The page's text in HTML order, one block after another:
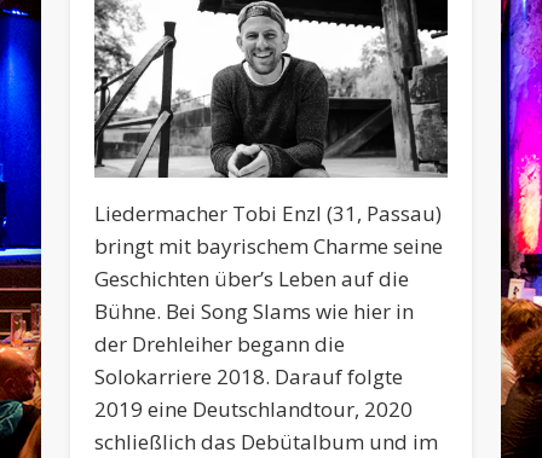
Liedermacher Tobi Enzl (31, Passau)
bringt mit bayrischem Charme seine
Geschichten über’s Leben auf die
Bühne. Bei Song Slams wie hier in
der Drehleiher begann die
Solokarriere 2018. Darauf folgte
2019 eine Deutschlandtour, 2020
schließlich das Debütalbum und im